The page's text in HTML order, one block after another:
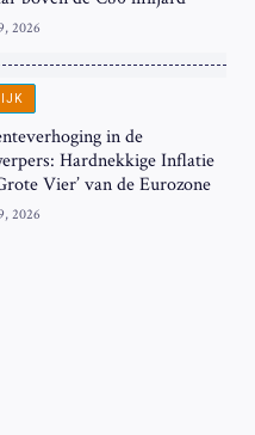
2026
in de
Hardnekkige Inflatie
Vier’ van de Eurozone
2026